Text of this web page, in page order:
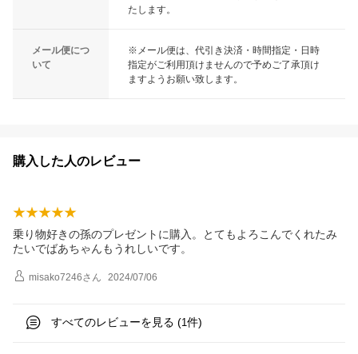
たします。
メール便につ
いて
※メール便は、代引き決済・時間指定・日時
指定がご利用頂けませんので予めご了承頂け
ますようお願い致します。
購入した人のレビュー
乗り物好きの孫のプレゼントに購入。とてもよろこんでくれたみ
たいでばあちゃんもうれしいです。
misako7246さん 2024/07/06
すべてのレビューを見る (1件)